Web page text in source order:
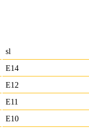
sl
E14
E12
E11
E10